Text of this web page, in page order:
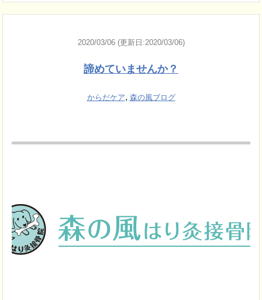
2020/03/06 (更新日:2020/03/06)
諦めていませんか？
からだケア, 森の風ブログ